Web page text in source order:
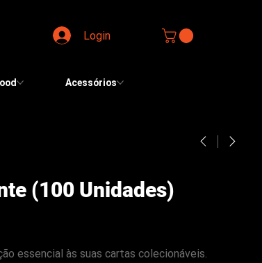
Acessórios
Login
(100 Unidades)
essencial às suas cartas colecionáveis.